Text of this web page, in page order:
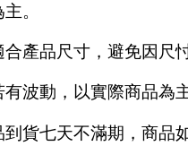
。
產品尺寸，避免因尺
波動，以實際商品為主
貨七天不滿期，商品